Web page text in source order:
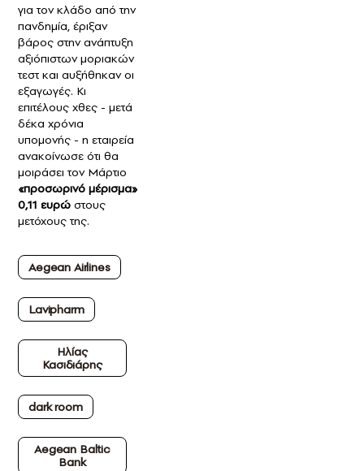
για τον κλάδο από την
πανδημία, έριξαν
βάρος στην ανάπτυξη
αξιόπιστων μοριακών
τεστ και αυξήθηκαν οι
εξαγωγές. Κι
επιτέλους χθες - μετά
δέκα χρόνια
υπομονής - η εταιρεία
ανακοίνωσε ότι θα
μοιράσει τον Μάρτιο
«προσωρινό μέρισμα»
0,11 ευρώ στους
μετόχους της.
Aegean Airlines
Lavipharm
Ηλίας
Κασιδιάρης
dark room
Aegean Baltic
Bank